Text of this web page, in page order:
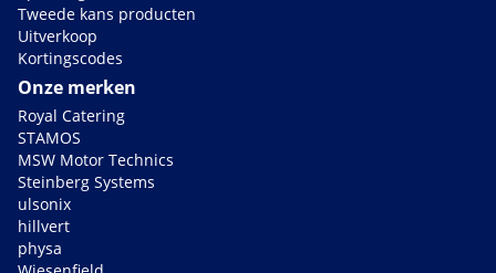
Tweede kans producten
Uitverkoop
Kortingscodes
Onze merken
Royal Catering
STAMOS
MSW Motor Technics
Steinberg Systems
ulsonix
hillvert
physa